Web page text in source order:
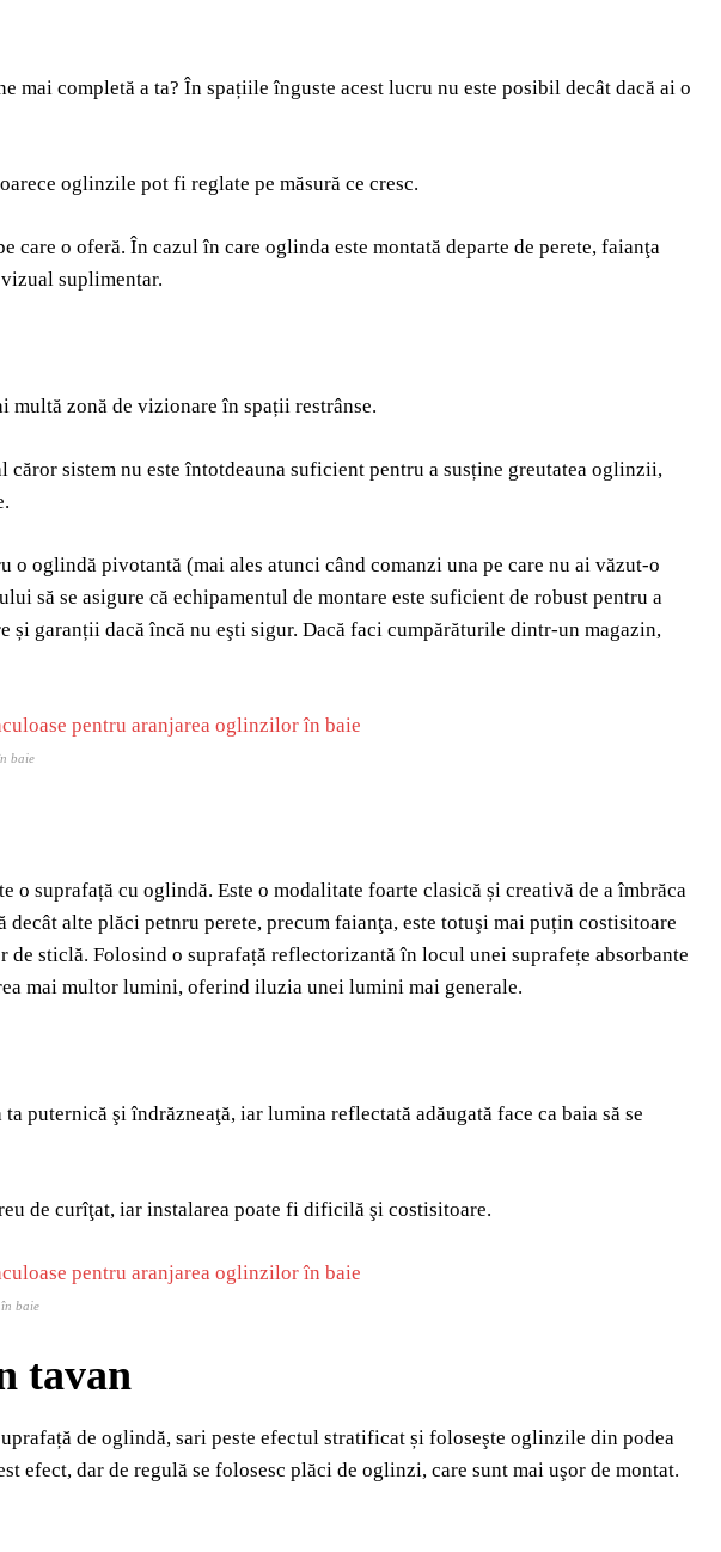
mai completă a ta? În spațiile înguste acest lucru nu este posibil decât dacă ai o
oglinzile pot fi reglate pe măsură ce cresc.
o oferă. În cazul în care oglinda este montată departe de perete, faianţa
suplimentar.
zonă de vizionare în spații restrânse.
sistem nu este întotdeauna suficient pentru a susține greutatea oglinzii,
o oglindă pivotantă (mai ales atunci când comanzi una pe care nu ai văzut-o
să se asigure că echipamentul de montare este suficient de robust pentru a
și garanții dacă încă nu eşti sigur. Dacă faci cumpărăturile dintr-un magazin,
baie
o suprafață cu oglindă. Este o modalitate foarte clasică și creativă de a îmbrăca
alte plăci petnru perete, precum faianţa, este totuşi mai puțin costisitoare
sticlă. Folosind o suprafață reflectorizantă în locul unei suprafețe absorbante
mai multor lumini, oferind iluzia unei lumini mai generale.
puternică şi îndrăzneaţă, iar lumina reflectată adăugată face ca baia să se
de curîţat, iar instalarea poate fi dificilă şi costisitoare.
baie
tavan
de oglindă, sari peste efectul stratificat și foloseşte oglinzile din podea
efect, dar de regulă se folosesc plăci de oglinzi, care sunt mai uşor de montat.